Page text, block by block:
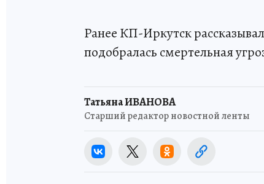
Ранее КП-Иркутск
подобралась смертельная
Татьяна ИВАНОВА
Старший редактор новостной ленты